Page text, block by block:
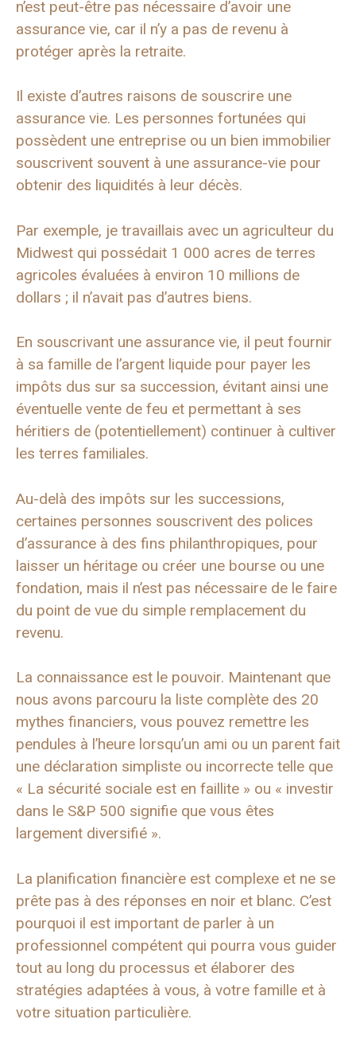
n’est peut-être pas nécessaire d’avoir une
assurance vie, car il n’y a pas de revenu à
protéger après la retraite.
Il existe d’autres raisons de souscrire une
assurance vie. Les personnes fortunées qui
possèdent une entreprise ou un bien immobilier
souscrivent souvent à une assurance-vie pour
obtenir des liquidités à leur décès.
Par exemple, je travaillais avec un agriculteur du
Midwest qui possédait 1 000 acres de terres
agricoles évaluées à environ 10 millions de
dollars ; il n’avait pas d’autres biens.
En souscrivant une assurance vie, il peut fournir
à sa famille de l’argent liquide pour payer les
impôts dus sur sa succession, évitant ainsi une
éventuelle vente de feu et permettant à ses
héritiers de (potentiellement) continuer à cultiver
les terres familiales.
Au-delà des impôts sur les successions,
certaines personnes souscrivent des polices
d’assurance à des fins philanthropiques, pour
laisser un héritage ou créer une bourse ou une
fondation, mais il n’est pas nécessaire de le faire
du point de vue du simple remplacement du
revenu.
La connaissance est le pouvoir. Maintenant que
nous avons parcouru la liste complète des 20
mythes financiers, vous pouvez remettre les
pendules à l’heure lorsqu’un ami ou un parent fait
une déclaration simpliste ou incorrecte telle que
« La sécurité sociale est en faillite » ou « investir
dans le S&P 500 signifie que vous êtes
largement diversifié ».
La planification financière est complexe et ne se
prête pas à des réponses en noir et blanc. C’est
pourquoi il est important de parler à un
professionnel compétent qui pourra vous guider
tout au long du processus et élaborer des
stratégies adaptées à vous, à votre famille et à
votre situation particulière.